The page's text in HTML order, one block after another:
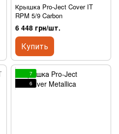
Крышка Pro-Ject Cover IT
RPM 5/9 Carbon
6 448 грн/шт.
Купить
7
6